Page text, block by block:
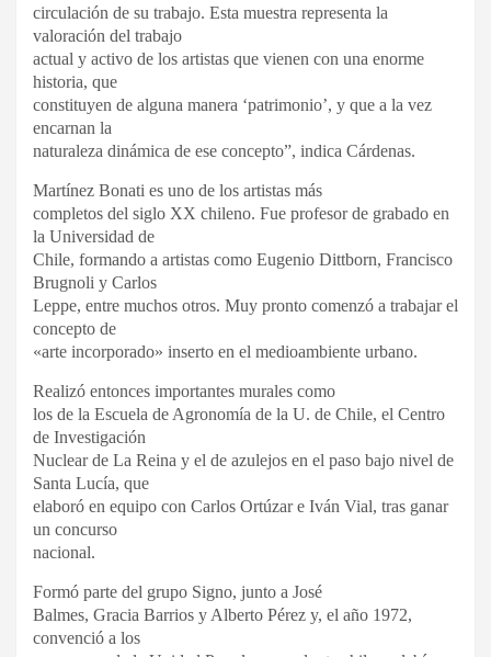
circulación de su trabajo. Esta muestra representa la
valoración del trabajo
actual y activo de los artistas que vienen con una enorme
historia, que
constituyen de alguna manera ‘patrimonio’, y que a la vez
encarnan la
naturaleza dinámica de ese concepto”, indica Cárdenas.
Martínez Bonati es uno de los artistas más
completos del siglo XX chileno. Fue profesor de grabado en
la Universidad de
Chile, formando a artistas como Eugenio Dittborn, Francisco
Brugnoli y Carlos
Leppe, entre muchos otros. Muy pronto comenzó a trabajar el
concepto de
«arte incorporado» inserto en el medioambiente urbano.
Realizó entonces importantes murales como
los de la Escuela de Agronomía de la U. de Chile, el Centro
de Investigación
Nuclear de La Reina y el de azulejos en el paso bajo nivel de
Santa Lucía, que
elaboró en equipo con Carlos Ortúzar e Iván Vial, tras ganar
un concurso
nacional.
Formó parte del grupo Signo, junto a José
Balmes, Gracia Barrios y Alberto Pérez y, el año 1972,
convenció a los